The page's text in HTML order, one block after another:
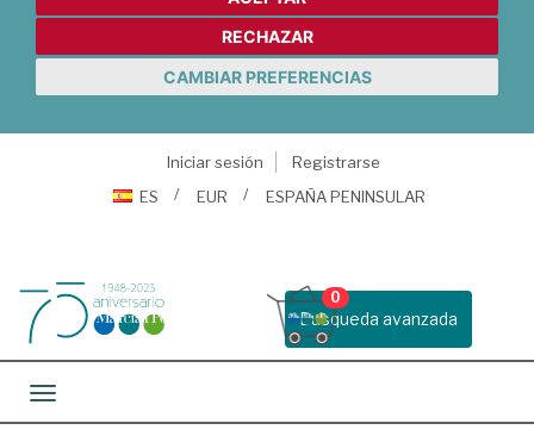
RECHAZAR
CAMBIAR PREFERENCIAS
Iniciar sesión
Registrarse
ES
EUR ESPAÑA PENINSULAR
Busqueda avanzada
0
Toggle navigation